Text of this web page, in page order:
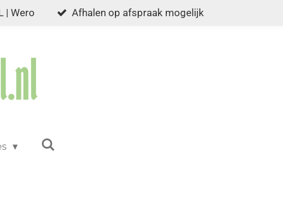
| Wero Afhalen op afspraak mogelijk